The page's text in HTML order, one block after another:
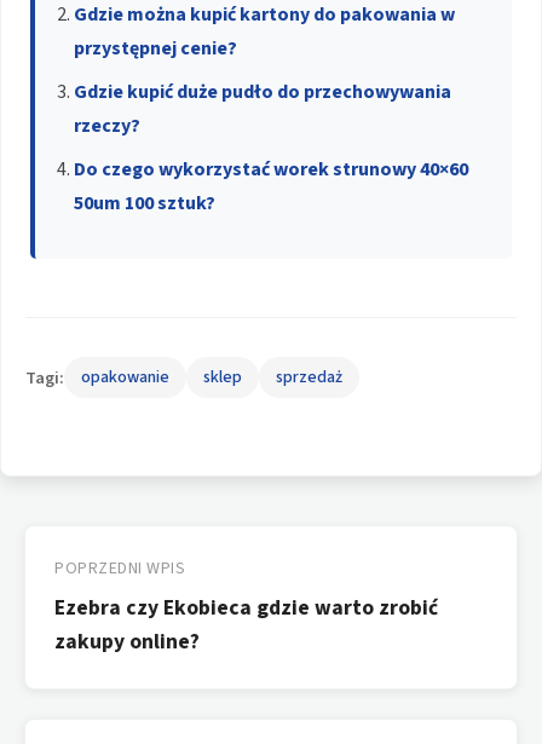
Gdzie można kupić kartony do pakowania w
przystępnej cenie?
Gdzie kupić duże pudło do przechowywania
rzeczy?
Do czego wykorzystać worek strunowy 40×60
50um 100 sztuk?
Tagi: opakowanie sklep sprzedaż
wpisu
POPRZEDNI WPIS
Ezebra czy Ekobieca gdzie warto zrobić
zakupy online?